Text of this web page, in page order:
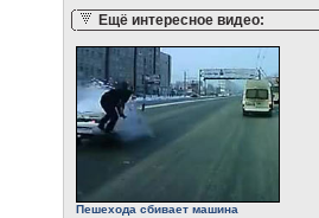
Ещё интересное видео:
Пешехода сбивает машина